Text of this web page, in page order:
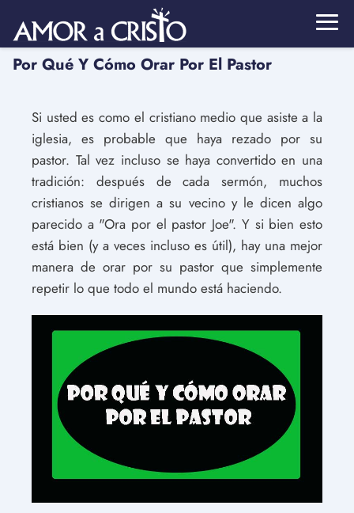
Por Qué Y Cómo Orar Por El Pastor
Si usted es como el cristiano medio que asiste a la
iglesia, es probable que haya rezado por su
pastor. Tal vez incluso se haya convertido en una
tradición: después de cada sermón, muchos
cristianos se dirigen a su vecino y le dicen algo
parecido a "Ora por el pastor Joe". Y si bien esto
está bien (y a veces incluso es útil), hay una mejor
manera de orar por su pastor que simplemente
repetir lo que todo el mundo está haciendo.